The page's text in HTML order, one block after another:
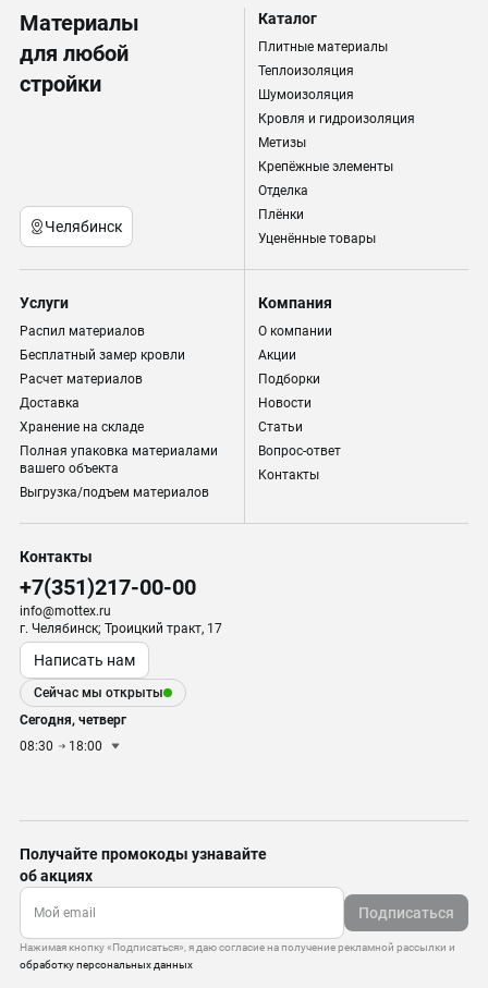
Материалы
для любой
стройки
Челябинск
Каталог
Плитные материалы
Теплоизоляция
Шумоизоляция
Кровля и гидроизоляция
Метизы
Крепёжные элементы
Отделка
Плёнки
Уценённые товары
Услуги
Распил материалов
Бесплатный замер кровли
Расчет материалов
Доставка
Хранение на складе
Полная упаковка материалами
вашего объекта
Выгрузка/подъем материалов
Компания
О компании
Акции
Подборки
Новости
Статьи
Вопрос-ответ
Контакты
Контакты
+7(351)217-00-00
info@mottex.ru
г. Челябинск; Троицкий тракт, 17
Написать нам
Сейчас мы открыты
Сегодня, четверг
08:30
18:00
Получайте промокоды узнавайте
об акциях
Подписаться
Нажимая кнопку «Подписаться», я даю согласие на получение рекламной рассылки и
обработку персональных данных